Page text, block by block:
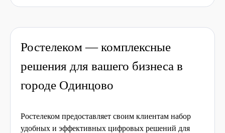
Ростелеком — комплексные
решения для вашего бизнеса в
городе Одинцово
Ростелеком предоставляет своим клиентам набор
удобных и эффективных цифровых решений для